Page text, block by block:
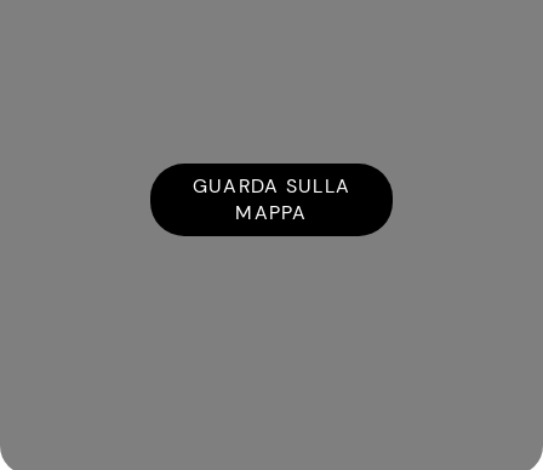
GUARDA SULLA
MAPPA